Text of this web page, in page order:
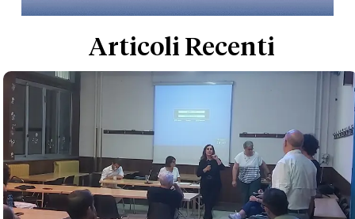
Articoli Recenti